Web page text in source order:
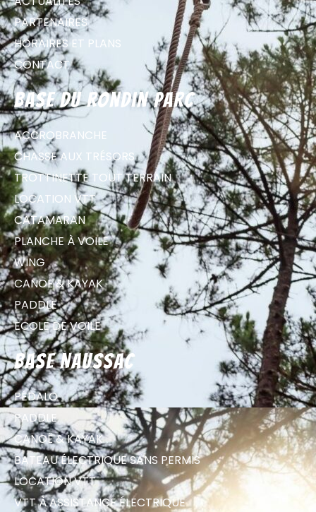
PARTENAIRES
HORAIRES ET PLANS
CONTACT
Base du Rondin parc
ACCROBRANCHE
CHASSE AUX TRÉSORS
TROTTINETTE TOUT TERRAIN
LOCATION VTT
CATAMARAN
PLANCHE À VOILE
WING
CANOË & KAYAK
PADDLE
ECOLE DE VOILE
Base Naussac
PÉDALO
PADDLE
CANOË & KAYAK
BATEAU ÉLECTRIQUE SANS PERMIS
LOCATION VTT
VTT À ASSISTANCE ÉLECTRIQUE